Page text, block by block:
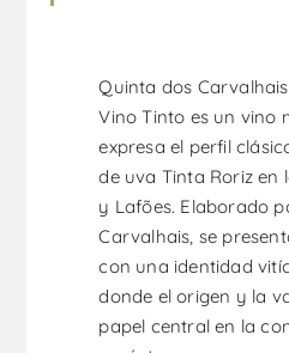
Quinta dos
Vino Tinto es un vino
expresa el perfil
de uva Tinta Roriz en
y Lafões. Elaborado
Carvalhais, se
con una identidad
donde el origen y la
papel central en la